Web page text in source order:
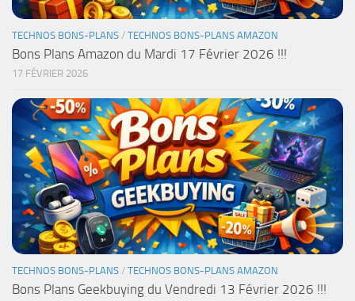
TECHNOS BONS-PLANS / TECHNOS BONS-PLANS AMAZON
Bons Plans Amazon du Mardi 17 Février 2026 !!!
17 FÉVRIER 2026
TECHNOS BONS-PLANS / TECHNOS BONS-PLANS AMAZON
Bons Plans Geekbuying du Vendredi 13 Février 2026 !!!